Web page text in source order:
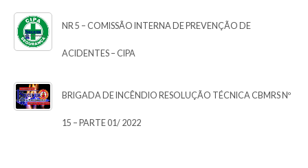
NR 5 – COMISSÃO INTERNA DE PREVENÇÃO DE
ACIDENTES – CIPA
BRIGADA DE INCÊNDIO RESOLUÇÃO TÉCNICA CBMRS Nº
15 – PARTE 01/ 2022